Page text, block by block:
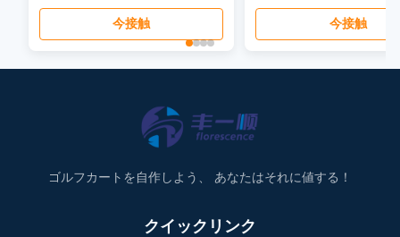
今接触
今接触
ゴルフカートを自作しよう、 あなたはそれに値する！
クイックリンク